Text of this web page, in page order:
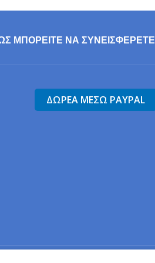
ΜΠΟΡΕΊΤΕ ΝΑ ΣΥΝΕΙΣΦΕΡΕΤΕ